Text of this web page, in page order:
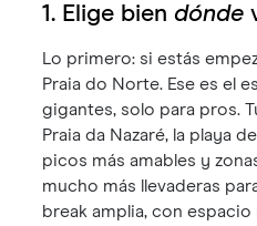
1. Elige biendónde
Lo primero: si estás
Praia do Norte. Ese es el
gigantes, solo para pros.
Praia da Nazaré, la playa
picos más amables y
mucho más llevaderas
break amplia, con espacio